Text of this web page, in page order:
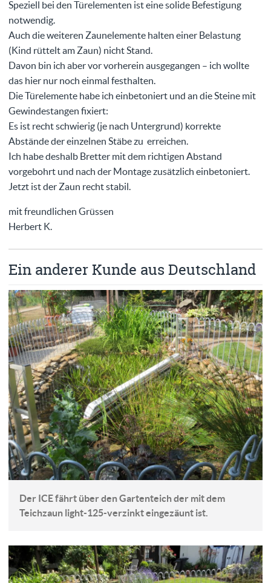
Speziell bei den Türelementen ist eine solide Befestigung
notwendig.
Auch die weiteren Zaunelemente halten einer Belastung
(Kind rüttelt am Zaun) nicht Stand.
Davon bin ich aber vor vorherein ausgegangen – ich wollte
das hier nur noch einmal festhalten.
Die Türelemente habe ich einbetoniert und an die Steine mit
Gewindestangen fixiert:
Es ist recht schwierig (je nach Untergrund) korrekte
Abstände der einzelnen Stäbe zu erreichen.
Ich habe deshalb Bretter mit dem richtigen Abstand
vorgebohrt und nach der Montage zusätzlich einbetoniert.
Jetzt ist der Zaun recht stabil.
mit freundlichen Grüssen
Herbert K.
Ein anderer Kunde aus Deutschland
Der ICE fährt über den Gartenteich der mit dem
Teichzaun light-125-verzinkt eingezäunt ist.